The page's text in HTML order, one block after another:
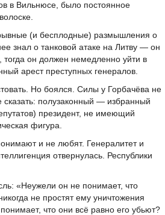
в Вильнюсе, было постоянное
(и бесплодные) размышления о
знал о танковой атаке на Литву — он
тогда он должен немедленно уйти в
арест преступных генералов.
Но боялся. Силы у Горбачёва не
полузаконный — избранный
президент, не имеющий
фигура.
и не любят. Генералитет и
отвернулась. Республики
«Неужели он не понимает, что
не простят ему уничтожения
что они всё равно его убьют?